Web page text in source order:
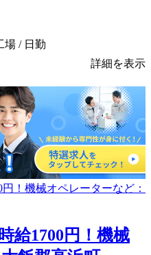
場 / 日勤
詳細を表示
給1700円！機械